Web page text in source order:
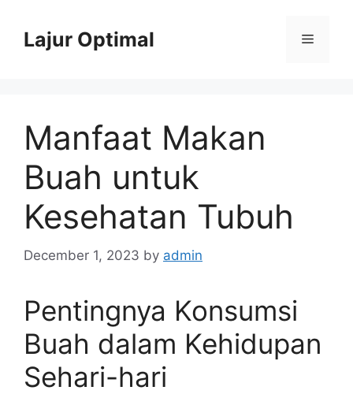
contentLajur Optimal Menu
Manfaat Makan
Buah untuk
Kesehatan Tubuh
December 1, 2023 by admin
Pentingnya Konsumsi
Buah dalam Kehidupan
Sehari-hari